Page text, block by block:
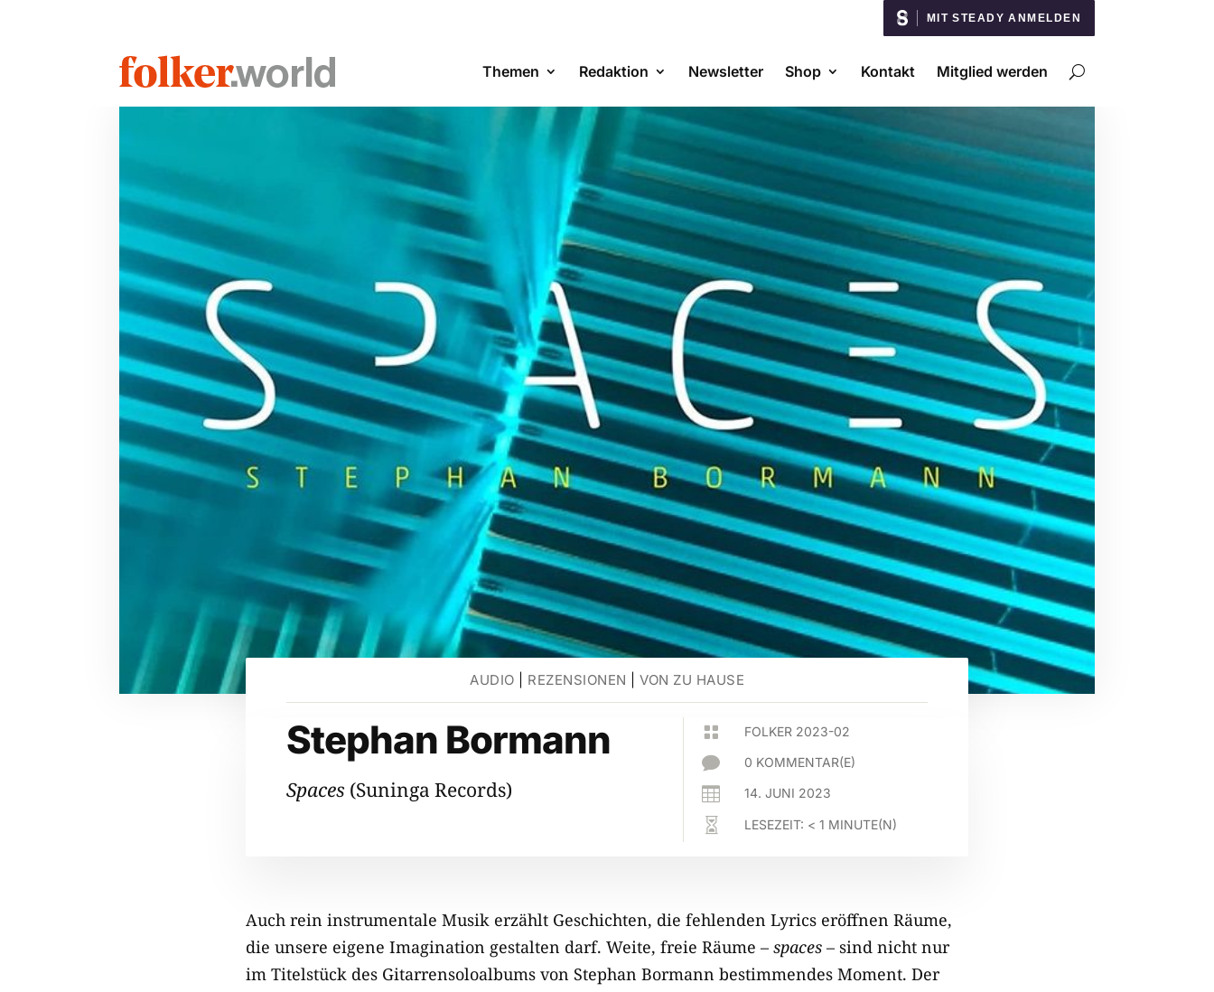
MIT STEADY ANMELDEN
Themen Redaktion Newsletter Shop Kontakt Mitglied werden
AUDIO REZENSIONEN VON ZU HAUSE
Stephan Bormann
Spaces (Suninga Records)
 FOLKER 2023-02
 0 KOMMENTAR(E)
 14. JUNI 2023
 LESEZEIT: < 1 MINUTE(N)
Auch rein instrumentale Musik erzählt Geschichten, die fehlenden Lyrics eröffnen Räume,
die unsere eigene Imagination gestalten darf. Weite, freie Räume – spaces – sind nicht nur
im Titelstück des Gitarrensoloalbums von Stephan Bormann bestimmendes Moment. Der